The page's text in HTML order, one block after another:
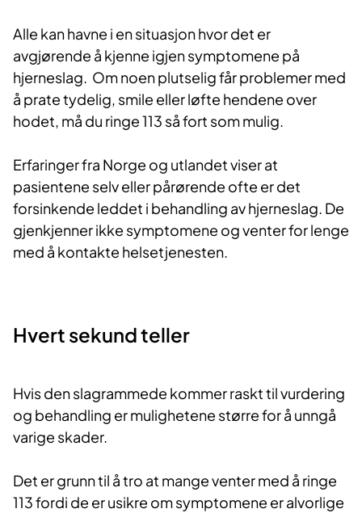
Alle kan havne i en situasjon hvor det er
avgjørende å kjenne igjen symptomene på
hjerneslag. Om noen plutselig får problemer med
å prate tydelig, smile eller løfte hendene over
hodet, må du ringe 113 så fort som mulig.
Erfaringer fra Norge og utlandet viser at
pasientene selv eller pårørende ofte er det
forsinkende leddet i behandling av hjerneslag. De
gjenkjenner ikke symptomene og venter for lenge
med å kontakte helsetjenesten.
Hvert sekund teller
Hvis den slagrammede kommer raskt til vurdering
og behandling er mulighetene større for å unngå
varige skader.
Det er grunn til å tro at mange venter med å ringe
113 fordi de er usikre om symptomene er alvorlige